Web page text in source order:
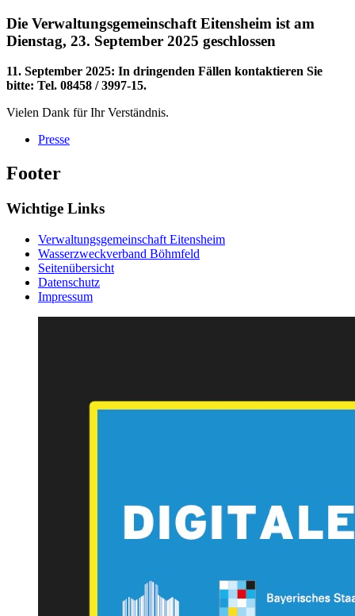
Die Verwaltungsgemeinschaft Eitensheim ist am
Dienstag, 23. September 2025 geschlossen
11. September 2025: In dringenden Fällen kontaktieren Sie
bitte: Tel. 08458 / 3997-15.
Vielen Dank für Ihr Verständnis.
Presse
Footer
Wichtige Links
Verwaltungsgemeinschaft Eitensheim
Wasserzweckverband Böhmfeld
Seitenübersicht
Datenschutz
Impressum